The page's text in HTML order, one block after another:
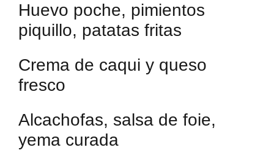
Huevo poche, pimientos
piquillo, patatas fritas
Crema de caqui y queso
fresco
Alcachofas, salsa de foie,
yema curada